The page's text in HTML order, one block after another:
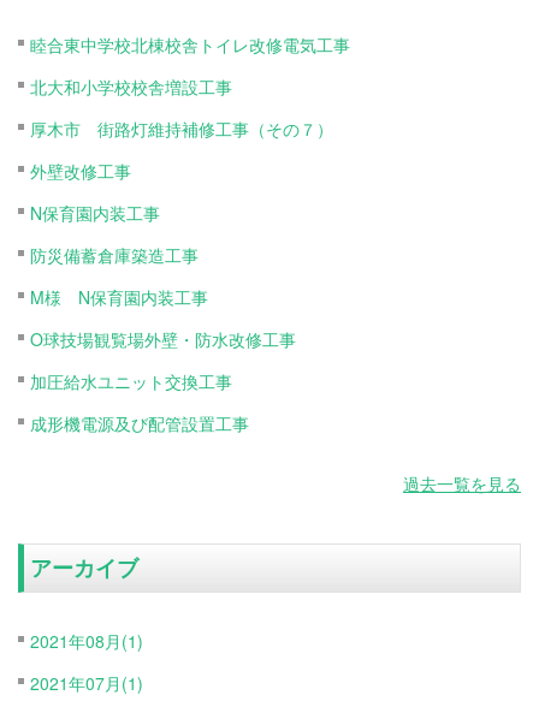
睦合東中学校北棟校舎トイレ改修電気工事
北大和小学校校舎増設工事
厚木市 街路灯維持補修工事（その７）
外壁改修工事
N保育園内装工事
防災備蓄倉庫築造工事
M様 N保育園内装工事
O球技場観覧場外壁・防水改修工事
加圧給水ユニット交換工事
成形機電源及び配管設置工事
過去一覧を見る
アーカイブ
2021年08月(1)
2021年07月(1)